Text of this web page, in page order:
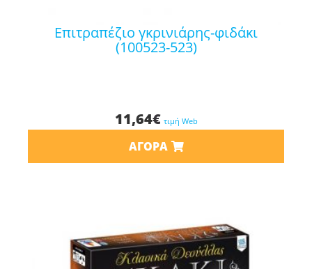
επιτραπέζιο γκρινιάρης-φιδάκι
(100523-523)
11,64€ τιμή Web
ΑΓΟΡΆ